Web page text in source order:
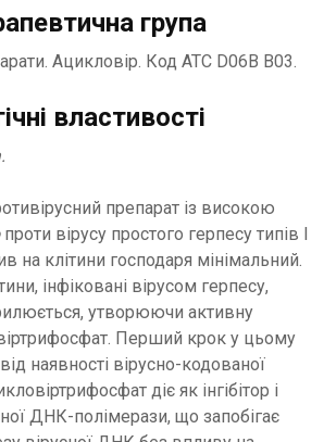
група
Ацикловір. Код ATC D06B B03.
властивості
препарат із високою
проти вірусу простого герпесу типів I
на клітини господаря мінімальний.
інфіковані вірусом герпесу,
утворюючи активну
Перший крок у цьому
наявності вірусно-кодованої
діє як інгібітор і
ДНК-полімерази, що запобігає